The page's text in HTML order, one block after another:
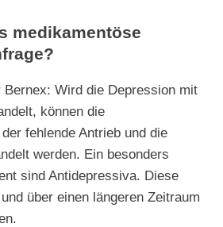
medikamentöse
Bernex: Wird die Depression mit
können die
fehlende Antrieb und die
werden. Ein besonders
sind Antidepressiva. Diese
über einen längeren Zeitraum